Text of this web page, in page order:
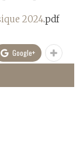
2024.pdf
Google+